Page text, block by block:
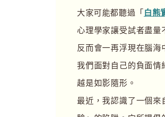
大家可能都聽過「白熊
心理學家讓受試者盡
反而會一再浮現在腦海
我們面對自己的負面
越是如影隨形。
最近，我認識了一個